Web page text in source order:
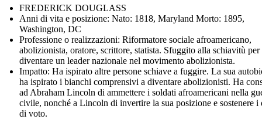
FREDERICK DOUGLASS
Anni di vita e posizione: Nato: 1818, Maryland Morto: 1895,
Washington, DC
Professione o realizzazioni: Riformatore sociale afroamericano,
abolizionista, oratore, scrittore, statista. Sfuggito alla schiavitù per
diventare un leader nazionale nel movimento abolizionista.
Impatto: Ha ispirato altre persone schiave a fuggire. La sua
ha ispirato i bianchi comprensivi a diventare abolizionisti. Ha
ad Abraham Lincoln di ammettere i soldati afroamericani nella
civile, nonché a Lincoln di invertire la sua posizione e sostenere i
di voto.